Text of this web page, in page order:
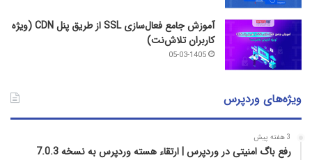
آموزش جامع فعال‌سازی SSL از طریق پنل CDN (ویژه
کاربران تلاش‌نت)
05-03-1405
ویژه‌های وردپرس
3 هفته پیش
رفع باگ امنیتی در وردپرس | ارتقاء هسته وردپرس به نسخه 7.0.3